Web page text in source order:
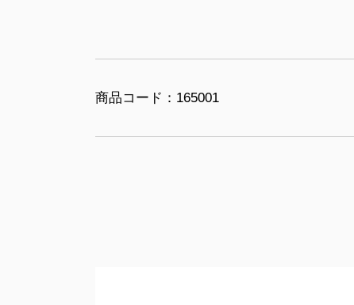
商品コード：165001